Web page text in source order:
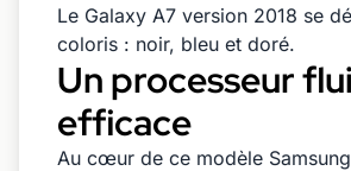
Le Galaxy A7 version 2018 se
coloris : noir, bleu et doré.
Un processeur
efficace
Au cœur de ce modèle